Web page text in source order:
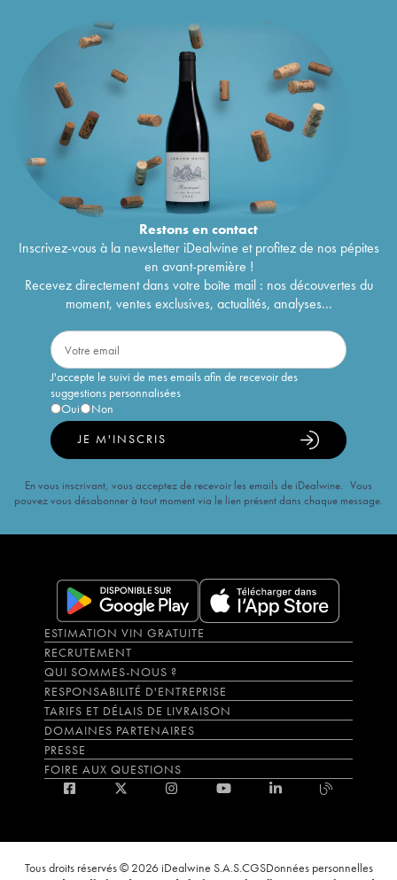
Restons encontact
Inscrivez-vous à la newsletter iDealwine et profitez de nos pépites
en avant-première !
Recevez directement dans votre boîte mail : nos découvertes du
moment, ventes exclusives, actualités, analyses...
J'accepte le suivi de mes emails afin de recevoir des
suggestions personnalisées
Oui
Non
JE M'INSCRIS
En vous inscrivant, vous acceptez de recevoir les emails de iDealwine. Vous
pouvez vous désabonner à tout moment via le lien présent dans chaque message.
ESTIMATION VIN GRATUITE
RECRUTEMENT
QUI SOMMES-NOUS ?
RESPONSABILITÉ D'ENTREPRISE
TARIFS ET DÉLAIS DE LIVRAISON
DOMAINES PARTENAIRES
PRESSE
FOIRE AUX QUESTIONS
Tous droits réservés © 2026 iDealwine S.A.S.CGSDonnées personnelles